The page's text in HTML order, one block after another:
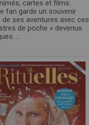
cartes et films.
fan garde un souvenir
de ses aventures avec ces
de poche » devenus
...